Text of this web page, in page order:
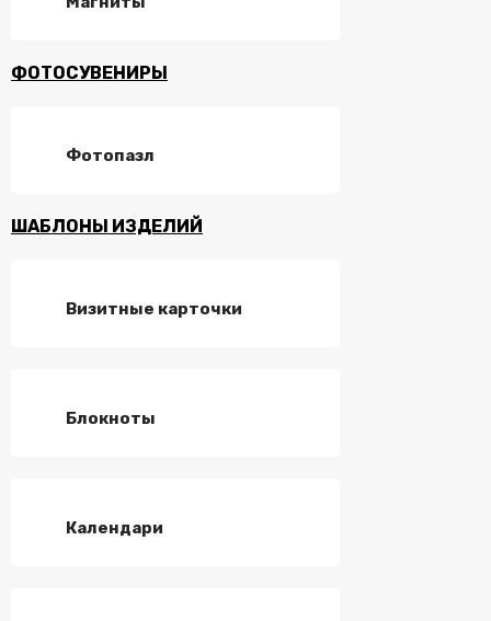
ФОТОСУВЕНИРЫ
Фотопазл
ШАБЛОНЫ ИЗДЕЛИЙ
Визитные карточки
Блокноты
Календари